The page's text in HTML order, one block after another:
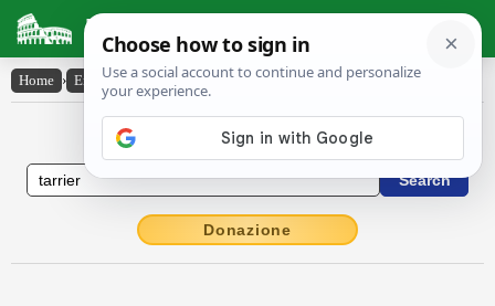
Latin Dictionary
Home › English-Latin › tarrier
English to Latin Dictionary
Donazione